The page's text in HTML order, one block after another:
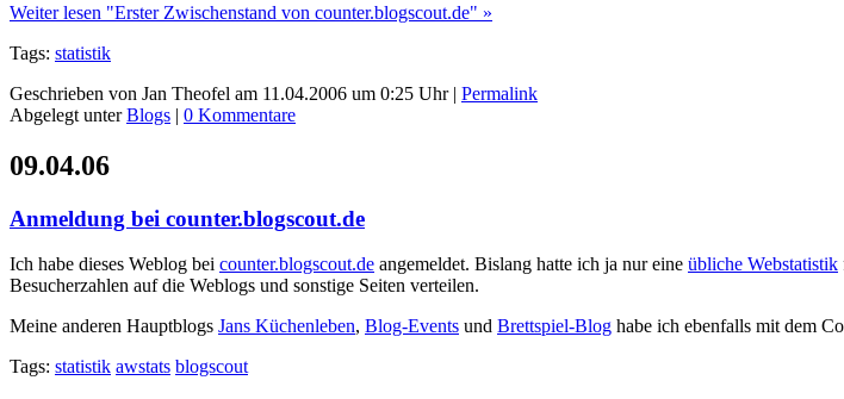
Weiter lesen "Erster Zwischenstand von counter.blogscout.de" »
Tags: statistik
Geschrieben von Jan Theofel am 11.04.2006 um 0:25 Uhr | Permalink
Abgelegt unterBlogs | 0 Kommentare
09.04.06
Anmeldung bei counter.blogscout.de
Ich habe dieses Weblog bei counter.blogscout.de angemeldet. Bislang hatte ich ja nur eine übliche Webstatistik
Besucherzahlen auf die Weblogs und sonstige Seiten verteilen.
Meine anderen Hauptblogs Jans Küchenleben, Blog-Events und Brettspiel-Blog habe ich ebenfalls mit dem
Tags: statistik awstats blogscout